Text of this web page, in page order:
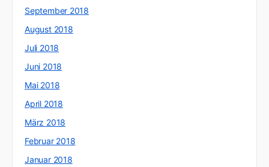
September 2018
August 2018
Juli 2018
Juni 2018
Mai 2018
April 2018
März 2018
Februar 2018
Januar 2018